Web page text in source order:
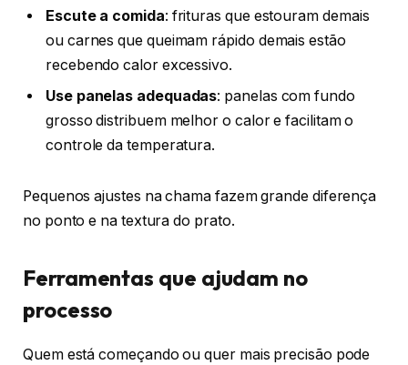
Escute a comida: frituras que estouram demais
ou carnes que queimam rápido demais estão
recebendo calor excessivo.
Use panelas adequadas: panelas com fundo
grosso distribuem melhor o calor e facilitam o
controle da temperatura.
Pequenos ajustes na chama fazem grande diferença
no ponto e na textura do prato.
Ferramentas que ajudam no
processo
Quem está começando ou quer mais precisão pode